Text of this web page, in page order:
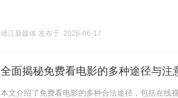
靖江新媒体 发布于 2026-06-17
全面揭秘免费看电影的多种途径与注
本文介绍了免费看电影的多种合法途径，包括在线